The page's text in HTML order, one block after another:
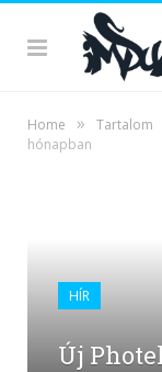
Home » Tartalom
hónapban
HÍR
Új